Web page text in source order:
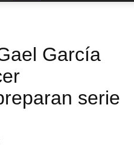
García
serie